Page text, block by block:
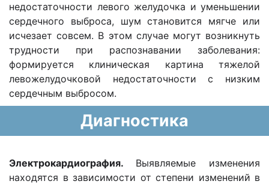
недостаточности левого желудочка и уменьшении
сердечного выброса, шум становится мягче или
исчезает совсем. В этом случае могут возникнуть
трудности при распознавании заболевания:
формируется клиническая картина тяжелой
левожелудочковой недостаточности с низким
сердечным выбросом.
Диагностика
Электрокардиография. Выявляемые изменения
находятся в зависимости от степени изменений в